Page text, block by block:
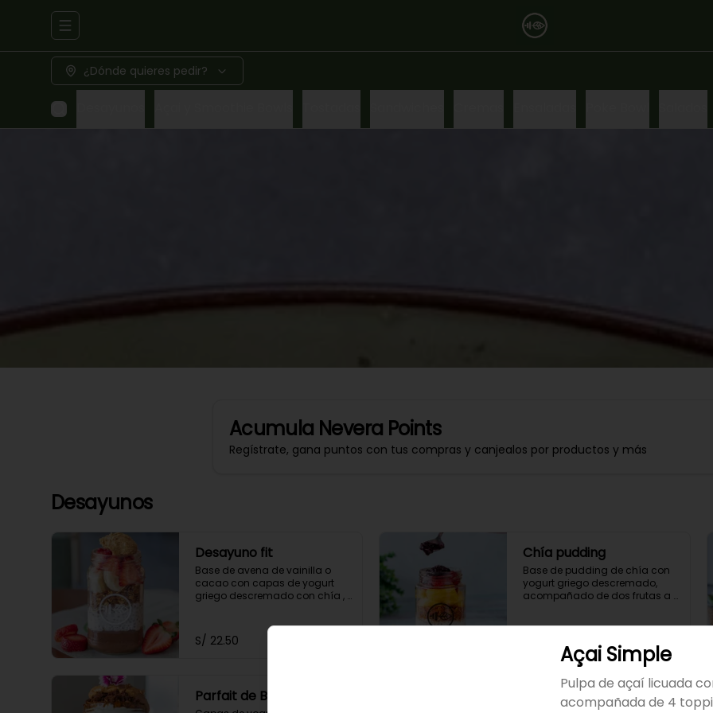
Abrir menu de navegación
¿Dónde quieres pedir?
Acumula Nevera Points
Regístrate, gana puntos con tus compras y canjealos por productos y más
Desayunos
Desayuno fit
Base de avena de vainilla o
cacao con capas de yogurt
griego descremado con chía ,
S/ 22.50
Chía pudding
Base de pudding de chía con
yogurt griego descremado,
acompañado de dos frutas a
Parfait de Brownie
Ensalada de fruta de
Açai Simple
Pulpa de açaí licuada
acompañada de 4